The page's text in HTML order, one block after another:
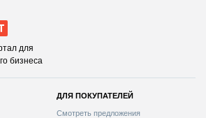
для
бизнеса
ДЛЯ ПОКУПАТЕЛЕЙ
Смотреть предложения